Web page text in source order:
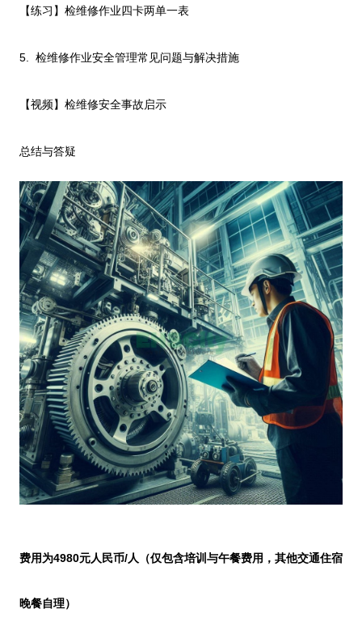
【练习】检维修作业四卡两单一表
5. 检维修作业安全管理常见问题与解决措施
【视频】检维修安全事故启示
总结与答疑
费用为4980元人民币/人（仅包含培训与午餐费用，其他交通住宿
晚餐自理）